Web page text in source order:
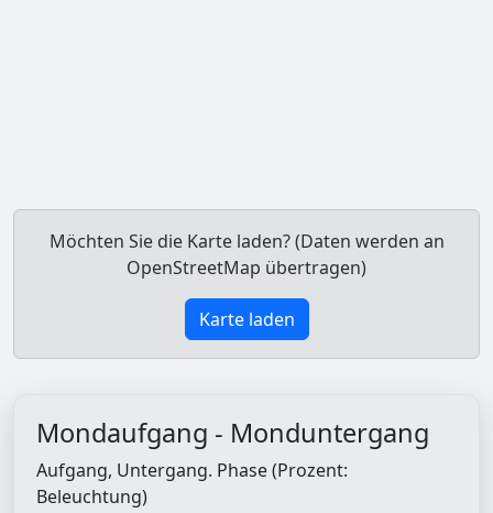
Möchten Sie die Karte laden? (Daten werden an
OpenStreetMap übertragen)
Karte laden
Mondaufgang - Monduntergang
Aufgang, Untergang. Phase (Prozent:
Beleuchtung)